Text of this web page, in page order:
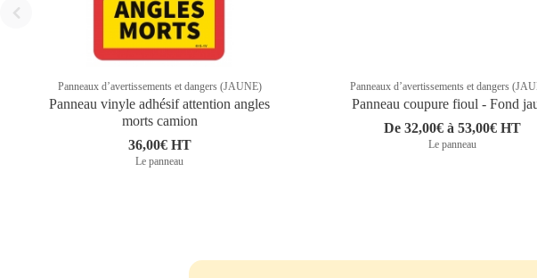
Panneaux d’avertissements et dangers (JAUNE)
Panneau vinyle adhésif attention angles
morts camion
36,00€ HT
Le panneau
Panneaux d’avertissements et dangers
Panneau coupure fioul - Fond
De 32,00€ à 53,00€ HT
Le panneau